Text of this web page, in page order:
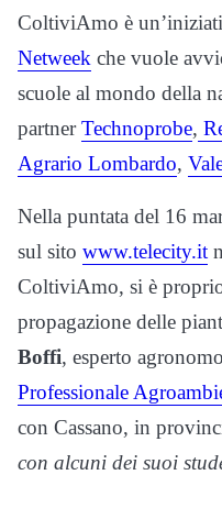
ColtiviAmo è
Netweek che vuole
scuole al mondo della
partnerTechnoprobe,
Agrario Lombardo,
Nella puntata del 16
sul sito www.telecity.it
ColtiviAmo, si è
propagazione delle
Boffi, esperto
Professionale
con Cassano, in
con alcuni dei suoi